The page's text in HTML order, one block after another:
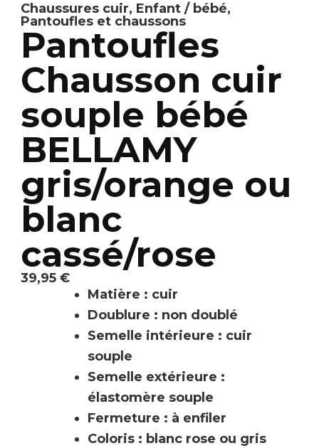
Chaussures cuir, Enfant / bébé,
Pantoufles et chaussons
Pantoufles
Chausson cuir
souple bébé
BELLAMY
gris/orange ou
blanc
cassé/rose
39,95 €
Matière : cuir
Doublure : non doublé
Semelle intérieure : cuir
souple
Semelle extérieure :
élastomère souple
Fermeture : à enfiler
Coloris : blanc rose ou gris